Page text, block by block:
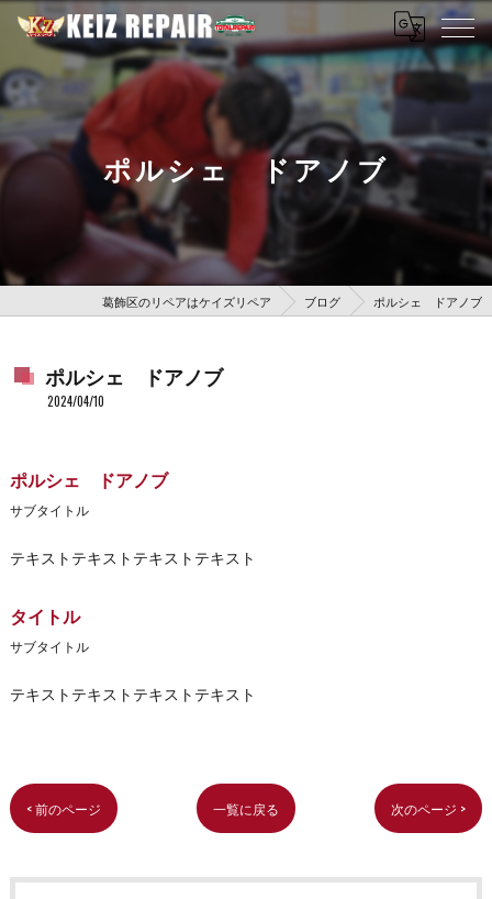
ポルシェ ドアノブ
葛飾区のリペアはケイズリペア ブログ ポルシェ ドアノブ
ポルシェ ドアノブ
2024/04/10
ポルシェ ドアノブ
サブタイトル
テキストテキストテキストテキスト
タイトル
サブタイトル
テキストテキストテキストテキスト
< 前のページ 一覧に戻る 次のページ >